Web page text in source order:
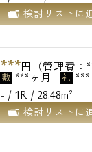
検討リストに
***円（管理費：
敷 ***ヶ月 礼 ***
- / 1R / 28.48m²
検討リストに